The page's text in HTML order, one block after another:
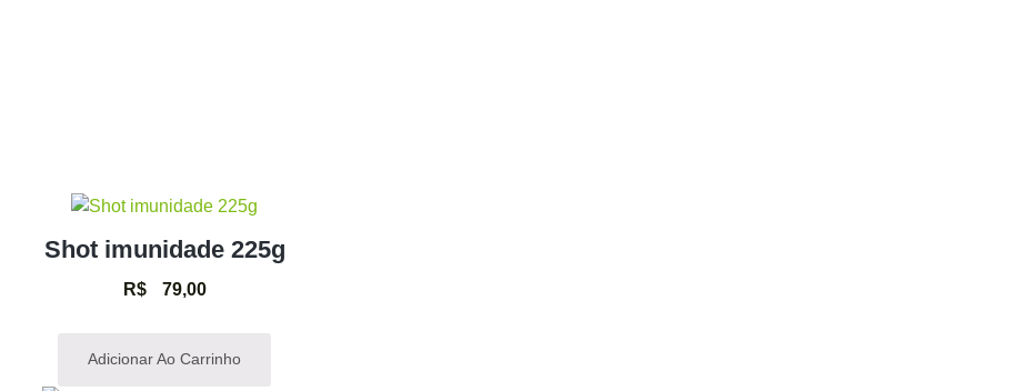
Shot imunidade 225g
R$79,00
Adicionar Ao Carrinho